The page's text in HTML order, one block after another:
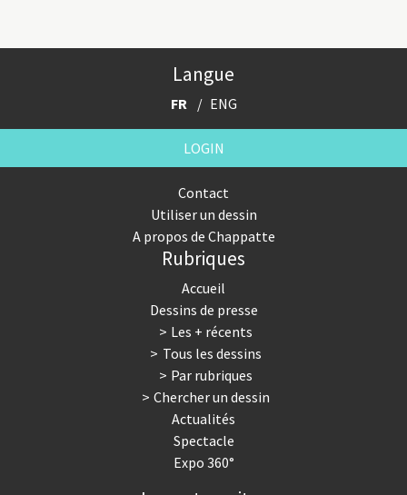
Langue
FR ENG
LOGIN
Contact
Utiliser un dessin
A propos de Chappatte
Rubriques
Accueil
Dessins de presse
Les + récents
Tous les dessins
Par rubriques
Chercher un dessin
Actualités
Spectacle
Expo 360°